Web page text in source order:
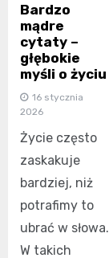
Bardzo
mądre
cytaty –
głębokie
myśli o życiu
16 stycznia
2026
Życie często
zaskakuje
bardziej, niż
potrafimy to
ubrać w słowa.
W takich